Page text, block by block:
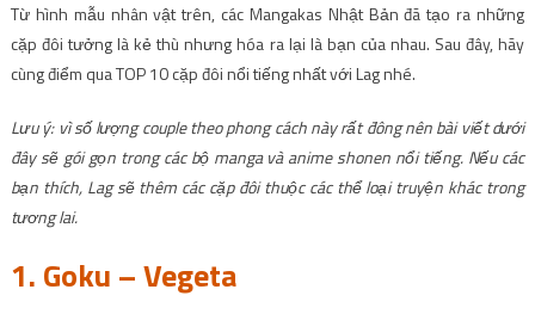
Từ hình mẫu nhân vật trên, các Mangakas Nhật Bản đã tạo ra những
cặp đôi tưởng là kẻ thù nhưng hóa ra lại là bạn của nhau. Sau đây, hãy
cùng điểm qua TOP 10 cặp đôi nổi tiếng nhất với Lag nhé.
Lưu ý: vì số lượng couple theo phong cách này rất đông nên bài viết dưới
đây sẽ gói gọn trong các bộ manga và anime shonen nổi tiếng. Nếu các
bạn thích, Lag sẽ thêm các cặp đôi thuộc các thể loại truyện khác trong
tương lai.
1. Goku – Vegeta